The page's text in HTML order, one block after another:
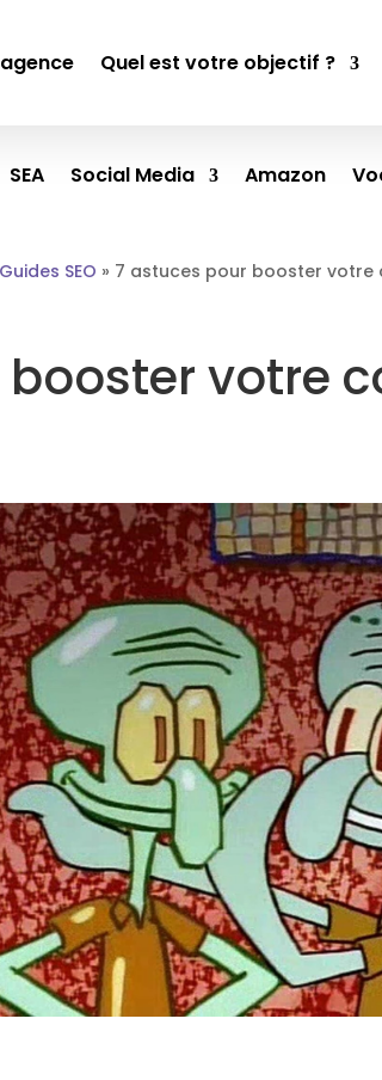
Quel est votre objectif ?
SEA Social Media Amazon
Guides SEO » 7 astuces pour booster votre
votre